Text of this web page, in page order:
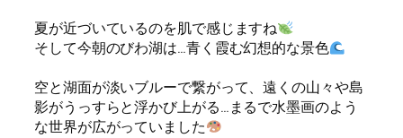
夏が近づいているのを肌で感じますね
そして今朝のびわ湖は…青く霞む幻想的な景色
空と湖面が淡いブルーで繋がって、遠くの山々や島
影がうっすらと浮かび上がる…まるで水墨画のよう
な世界が広がっていました